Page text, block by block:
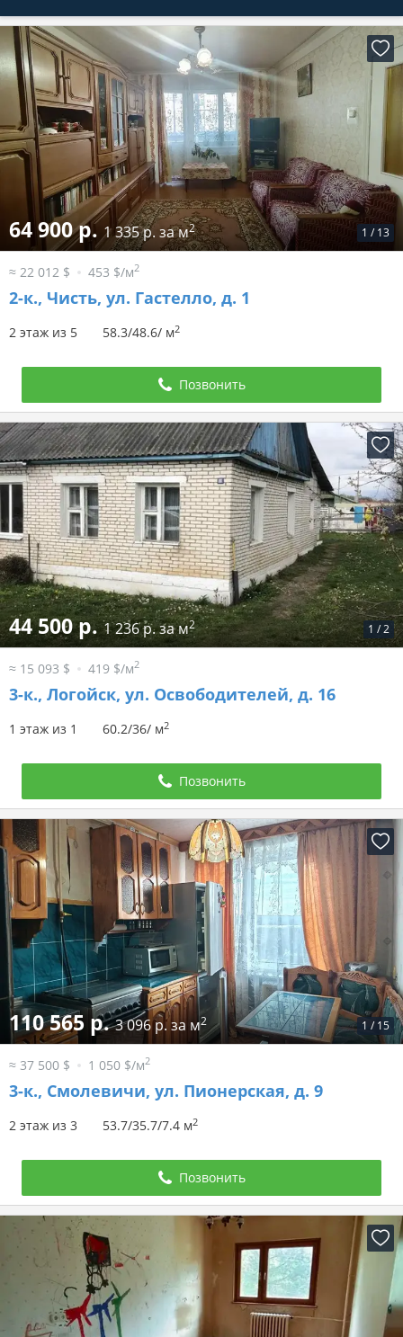
1 / 13
64 900 р.1 335 р. за м2
≈ 22 012 $ 453 $/м2
2-к., Чисть, ул. Гастелло, д. 1
2 этаж из 5 58.3/48.6/ м2
Позвонить
1 /2
44 500 р.1 236 р. за м2
≈ 15 093 $ 419 $/м2
3-к., Логойск, ул. Освободителей, д. 16
1 этаж из 1 60.2/36/ м2
Позвонить
1 / 15
110 565 р.3 096 р. за м2
≈ 37 500 $ 1 050 $/м2
3-к., Смолевичи, ул. Пионерская, д. 9
2 этаж из 3 53.7/35.7/7.4 м2
Позвонить